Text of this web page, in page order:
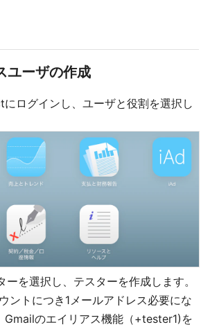
ユーザの作成
ログインし、ユーザと役割を選択し
を選択し、テスターを作成します。
ントにつき1メールアドレス必要にな
Gmailのエイリアス機能（+tester1)を